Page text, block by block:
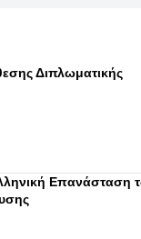
Διπλωματικής
Επανάσταση